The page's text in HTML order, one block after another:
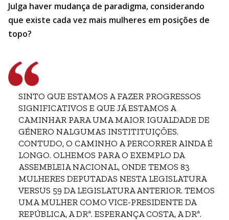
Julga haver mudança de paradigma, considerando
que existe cada vez mais mulheres em posições de
topo?
SINTO QUE ESTAMOS A FAZER PROGRESSOS
SIGNIFICATIVOS E QUE JÁ ESTAMOS A
CAMINHAR PARA UMA MAIOR IGUALDADE DE
GÉNERO NALGUMAS INSTITITUIÇÕES.
CONTUDO, O CAMINHO A PERCORRER AINDA É
LONGO. OLHEMOS PARA O EXEMPLO DA
ASSEMBLEIA NACIONAL, ONDE TEMOS 83
MULHERES DEPUTADAS NESTA LEGISLATURA
VERSUS 59 DA LEGISLATURA ANTERIOR. TEMOS
UMA MULHER COMO VICE-PRESIDENTE DA
REPÚBLICA, A DRª. ESPERANÇA COSTA, A DRª.